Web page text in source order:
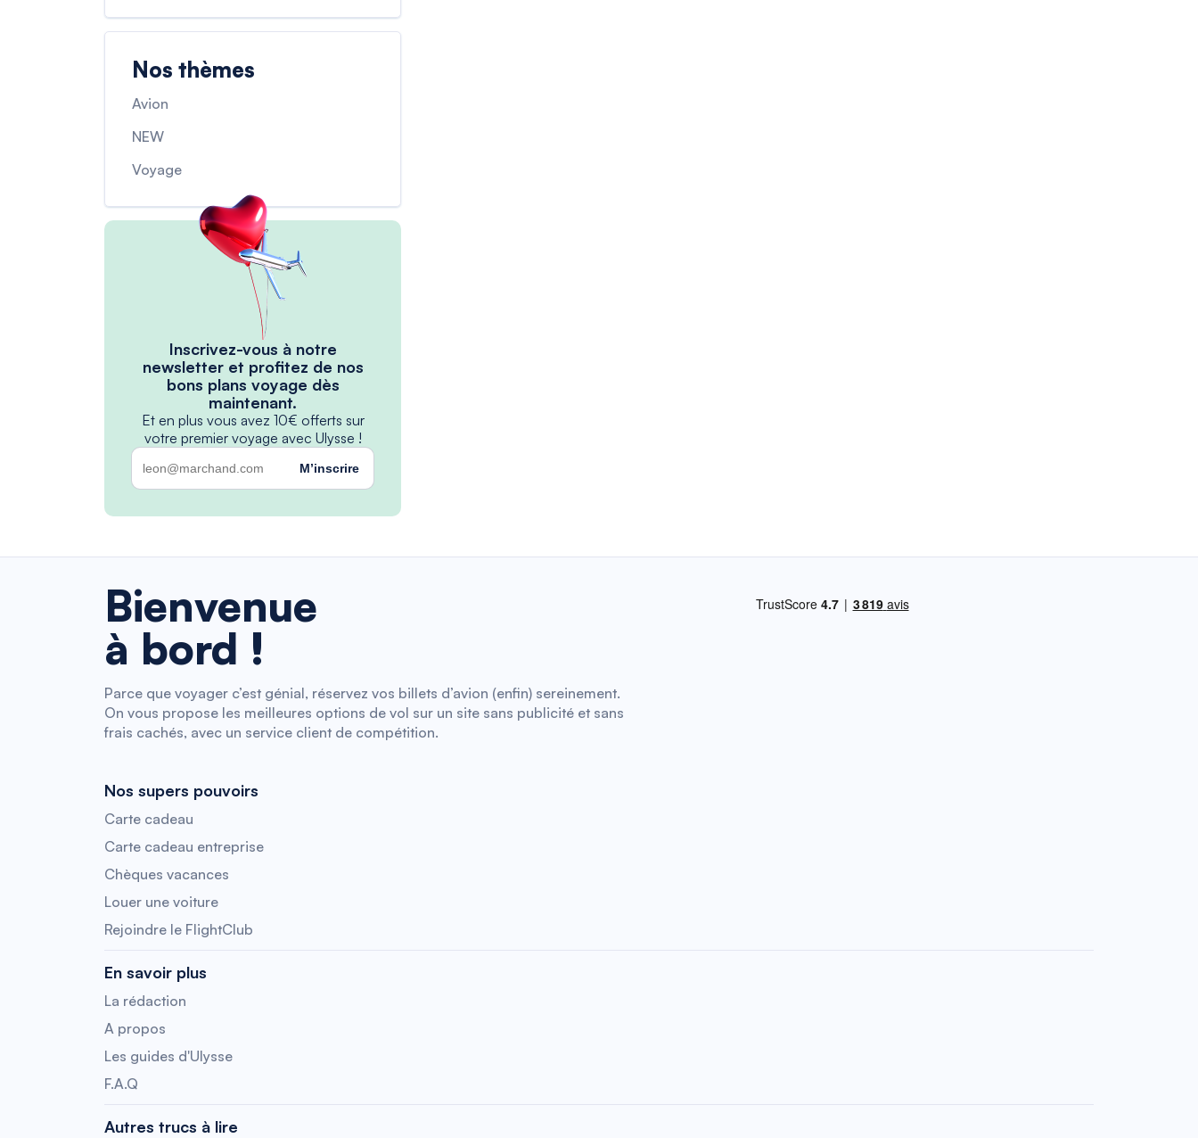
Nos thèmes
Avion
NEW
Voyage
Inscrivez-vous à notre
newsletter et profitez de nos
bons plans voyage dès
maintenant.
Et en plus vous avez 10€ offerts sur
votre premier voyage avec Ulysse !
M’inscrire
Bienvenue
à bord !
Parce que voyager c’est génial, réservez vos billets d’avion (enfin) sereinement.
On vous propose les meilleures options de vol sur un site sans publicité et sans
frais cachés, avec un service client de compétition.
Nos supers pouvoirs
Carte cadeau
Carte cadeau entreprise
Chèques vacances
Louer une voiture
Rejoindre le FlightClub
En savoir plus
La rédaction
A propos
Les guides d'Ulysse
F.A.Q
Autres trucs à lire